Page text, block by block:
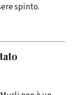
spinto.